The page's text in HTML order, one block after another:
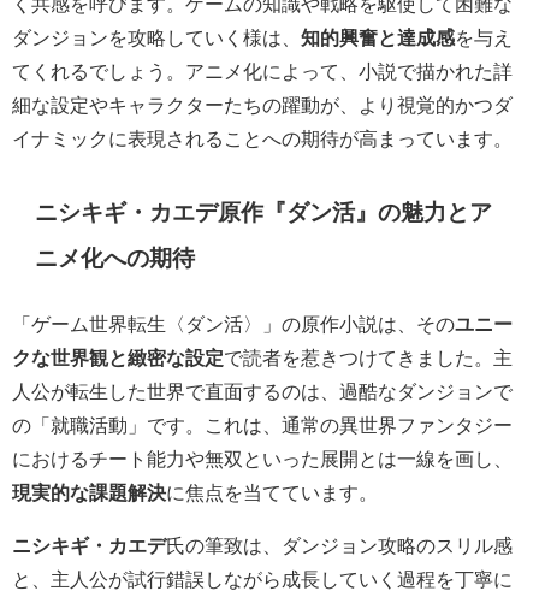
ダンジョンを攻略していく様は、 知的興奮と達成感を与え
てくれるでしょう。アニメ化によって、小説で描かれた詳
細な設定やキャラクターたちの躍動が、より視覚的かつダ
イナミックに表現されることへの期待が高まっています。
ニシキギ・カエデ原作『ダン活』の魅力とア
ニメ化への期待
「ゲーム世界転生〈ダン活〉」の原作小説は、そのユニー
クな世界観と緻密な設定で読者を惹きつけてきました。主
人公が転生した世界で直面するのは、過酷なダンジョンで
の「就職活動」です。これは、通常の異世界ファンタジー
におけるチート能力や無双といった展開とは一線を画し、
現実的な課題解決に焦点を当てています。
ニシキギ・カエデ氏の筆致は、ダンジョン攻略のスリル感
と、主人公が試行錯誤しながら成長していく過程を丁寧に